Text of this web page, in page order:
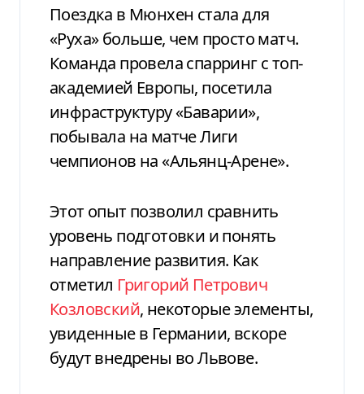
Поездка в Мюнхен стала для
«Руха» больше, чем просто матч.
Команда провела спарринг с топ-
академией Европы, посетила
инфраструктуру «Баварии»,
побывала на матче Лиги
чемпионов на «Альянц-Арене».
Этот опыт позволил сравнить
уровень подготовки и понять
направление развития. Как
отметил Григорий Петрович
Козловский, некоторые элементы,
увиденные в Германии, вскоре
будут внедрены во Львове.